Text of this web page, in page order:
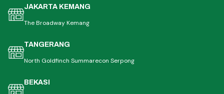
JAKARTA KEMANG
The Broadway Kemang
TANGERANG
North Goldfinch Summarecon Serpong
BEKASI